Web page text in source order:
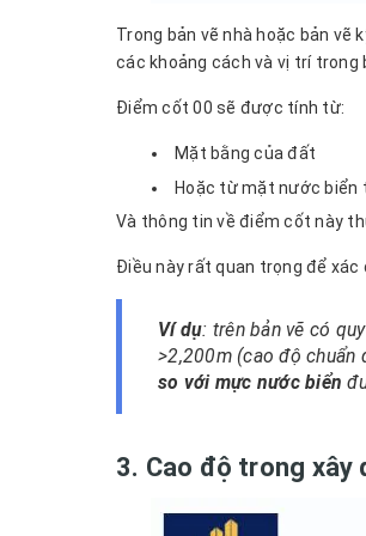
Trong bản vẽ nhà hoặc bản vẽ
các khoảng cách và vị trí trong
Điểm cốt 00 sẽ được tính từ:
Mặt bằng của đất
Hoặc từ mặt nước biển
Và thông tin về điểm cốt này
Điều này rất quan trọng để
Ví dụ: trên bản vẽ có
>2,200m (cao độ chuẩn
so với mực nước biển
3. Cao độ trong xây